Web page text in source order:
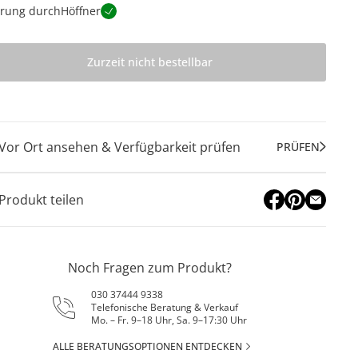
durchHöffner
Zurzeit nicht bestellbar
Ort ansehen & Verfügbarkeit prüfen PRÜFEN
teilen
Noch Fragen zum Produkt?
030 37444 9338
Telefonische Beratung & Verkauf
Mo. – Fr. 9–18 Uhr, Sa. 9–17:30 Uhr
ALLE BERATUNGSOPTIONEN ENTDECKEN